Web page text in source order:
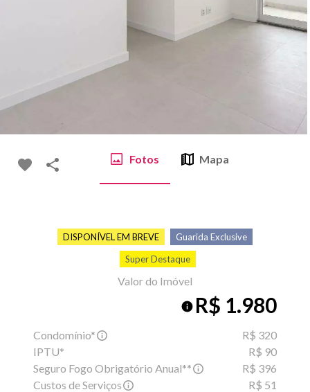
Fotos Mapa
DISPONÍVEL EM BREVE
Guarida Exclusive
Super Destaque
Valor do Imóvel
R$ 1.980
Condomínio*
R$ 320
IPTU*
R$ 90
Seguro Fogo Obrigatório Anual**
R$ 396
Custos de Serviços
R$ 51